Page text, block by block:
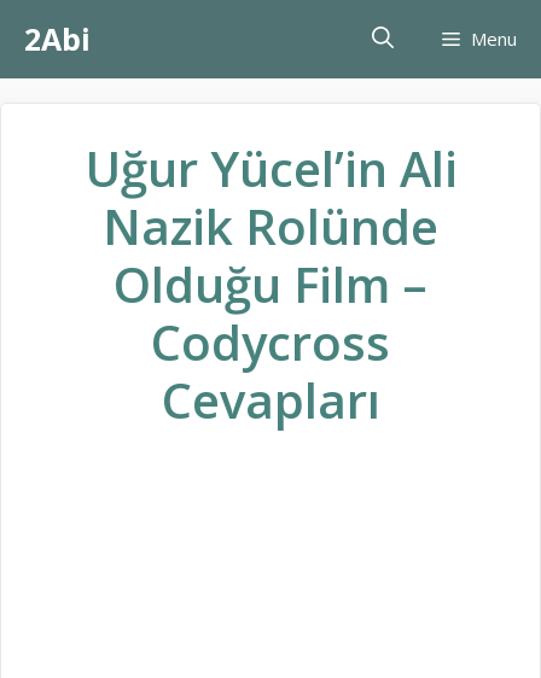
atla2Abi Menu
Uğur Yücel’in Ali
Nazik Rolünde
Olduğu Film –
Codycross
Cevapları